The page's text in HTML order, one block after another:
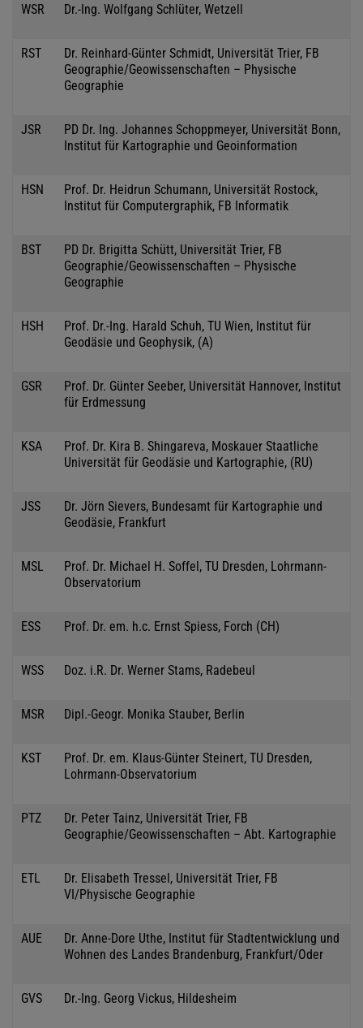
WSR Dr.-Ing. Wolfgang Schlüter, Wetzell
RST
Dr. Reinhard-Günter Schmidt, Universität Trier, FB
Geographie/Geowissenschaften – Physische
Geographie
JSR
PD Dr. Ing. Johannes Schoppmeyer, Universität Bonn,
Institut für Kartographie und Geoinformation
HSN
Prof. Dr. Heidrun Schumann, Universität Rostock,
Institut für Computergraphik, FB Informatik
BST
PD Dr. Brigitta Schütt, Universität Trier, FB
Geographie/Geowissenschaften – Physische
Geographie
HSH
Prof. Dr.-Ing. Harald Schuh, TU Wien, Institut für
Geodäsie und Geophysik, (A)
GSR
Prof. Dr. Günter Seeber, Universität Hannover, Institut
für Erdmessung
KSA
Prof. Dr. Kira B. Shingareva, Moskauer Staatliche
Universität für Geodäsie und Kartographie, (RU)
JSS
Dr. Jörn Sievers, Bundesamt für Kartographie und
Geodäsie, Frankfurt
MSL
Prof. Dr. Michael H. Soffel, TU Dresden, Lohrmann-
Observatorium
ESS Prof. Dr. em. h.c. Ernst Spiess, Forch (CH)
WSS Doz. i.R. Dr. Werner Stams, Radebeul
MSR Dipl.-Geogr. Monika Stauber, Berlin
KST
Prof. Dr. em. Klaus-Günter Steinert, TU Dresden,
Lohrmann-Observatorium
PTZ
Dr. Peter Tainz, Universität Trier, FB
Geographie/Geowissenschaften – Abt. Kartographie
ETL
Dr. Elisabeth Tressel, Universität Trier, FB
VI/Physische Geographie
AUE
Dr. Anne-Dore Uthe, Institut für Stadtentwicklung und
Wohnen des Landes Brandenburg, Frankfurt/Oder
GVS Dr.-Ing. Georg Vickus, Hildesheim